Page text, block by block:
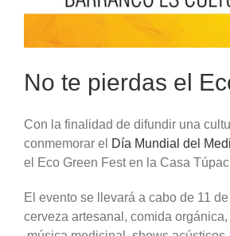
No te pierdas el
Con la finalidad de difundir una
conmemorar el
Día Mundial del
el Eco Green Fest en la Casa
El evento se llevará a cabo de 11
cerveza artesanal, comida